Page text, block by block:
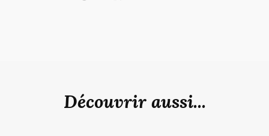
Découvrir aussi...